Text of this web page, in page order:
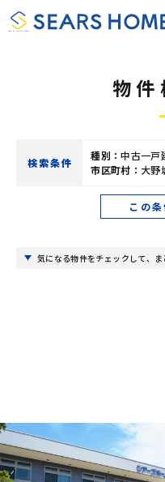
物件
検索条件
種別：中古一戸
市区町村： 大野
この
気になる物件をチェックして、ま